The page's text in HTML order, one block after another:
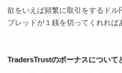
欲をいえば頻繁に取引をするドル
プレッドが１銭を切ってくれれば
TradersTrustのボーナスについて